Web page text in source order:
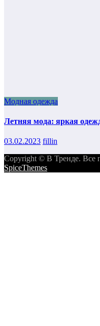
Модная одежда
Летняя мода: яркая
03.02.2023 fillin
Copyright © В Тренде. Все
SpiceThemes